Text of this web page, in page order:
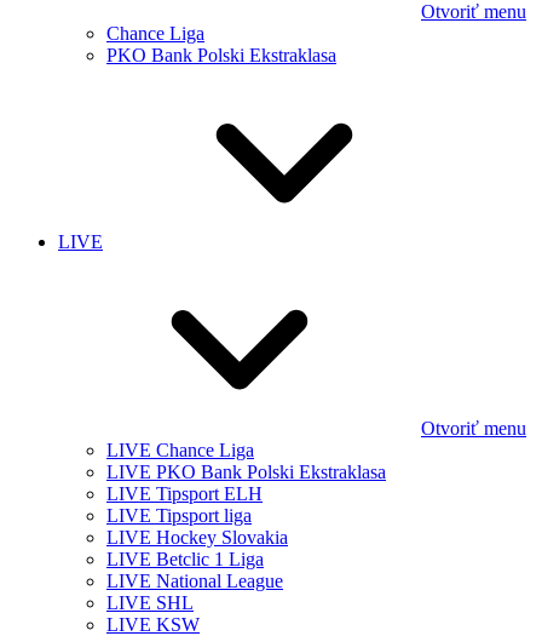
Otvoriť menu
Chance Liga
PKO Bank Polski Ekstraklasa
LIVE
Otvoriť menu
LIVE Chance Liga
LIVE PKO Bank Polski Ekstraklasa
LIVE Tipsport ELH
LIVE Tipsport liga
LIVE Hockey Slovakia
LIVE Betclic 1 Liga
LIVE National League
LIVE SHL
LIVE KSW